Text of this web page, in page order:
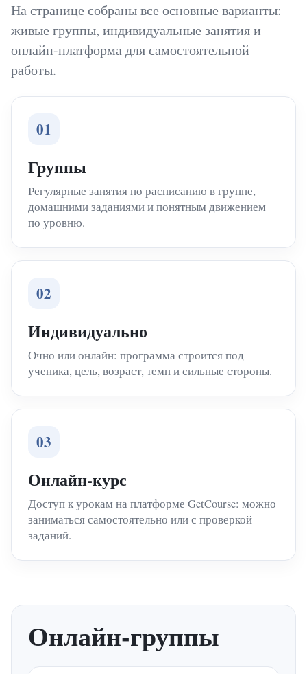
На странице собраны все основные варианты:
живые группы, индивидуальные занятия и
онлайн-платформа для самостоятельной
работы.
01
Группы
Регулярные занятия по расписанию в группе,
домашними заданиями и понятным движением
по уровню.
02
Индивидуально
Очно или онлайн: программа строится под
ученика, цель, возраст, темп и сильные стороны.
03
Онлайн-курс
Доступ к урокам на платформе GetCourse: можно
заниматься самостоятельно или с проверкой
заданий.
Онлайн-группы